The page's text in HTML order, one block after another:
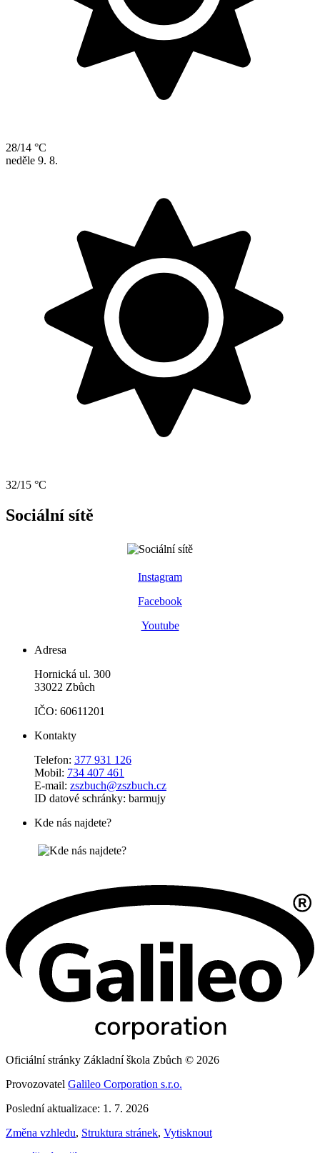
28/14 °C
neděle 9. 8.
32/15 °C
Sociální sítě
Instagram
Facebook
Youtube
Adresa
Hornická ul. 300
33022 Zbůch
IČO: 60611201
Kontakty
Telefon: 377 931 126
Mobil: 734 407 461
E-mail: zszbuch@zszbuch.cz
ID datové schránky: barmujy
Kde nás najdete?
Oficiální stránky Základní škola Zbůch © 2026
Provozovatel Galileo Corporation s.r.o.
Poslední aktualizace: 1. 7. 2026
Změna vzhledu, Struktura stránek, Vytisknout